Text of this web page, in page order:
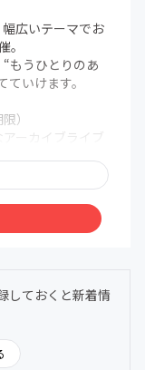
広いテーマでお
。
もうひとりのあ
いけます。
）
ーカイブライブ
アクセスできま
に気づきや学び
しておくと新着情